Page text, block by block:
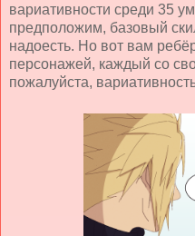
вариативности среди 35
предположим, базовый
надоесть. Но вот вам
персонажей, каждый со
пожалуйста,